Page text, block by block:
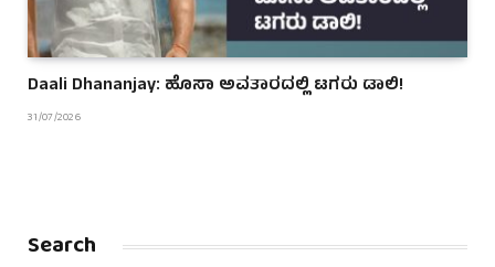
Daali Dhananjay: ಹೊಸಾ ಅವತಾರದಲ್ಲಿ ಟಗರು ಡಾಲಿ!
31/07/2026
Search